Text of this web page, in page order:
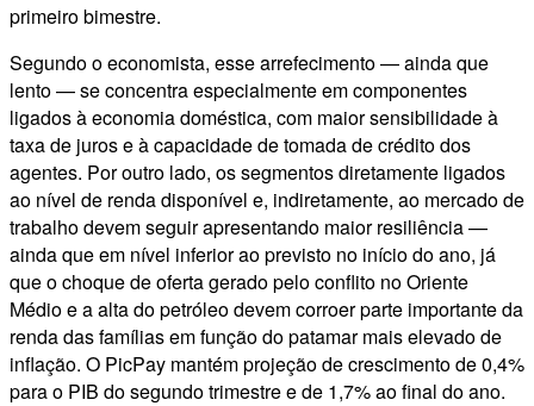
primeiro bimestre.
Segundo o economista, esse arrefecimento — ainda que
lento — se concentra especialmente em componentes
ligados à economia doméstica, com maior sensibilidade à
taxa de juros e à capacidade de tomada de crédito dos
agentes. Por outro lado, os segmentos diretamente ligados
ao nível de renda disponível e, indiretamente, ao mercado de
trabalho devem seguir apresentando maior resiliência —
ainda que em nível inferior ao previsto no início do ano, já
que o choque de oferta gerado pelo conflito no Oriente
Médio e a alta do petróleo devem corroer parte importante da
renda das famílias em função do patamar mais elevado de
inflação. O PicPay mantém projeção de crescimento de 0,4%
para o PIB do segundo trimestre e de 1,7% ao final do ano.